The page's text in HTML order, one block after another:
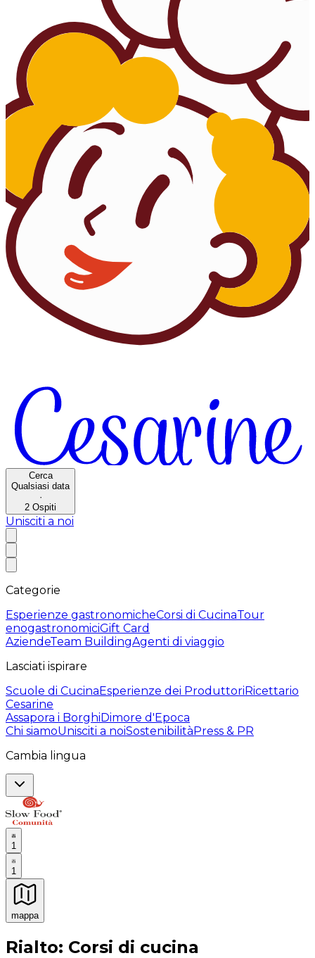
Cerca
Qualsiasi data
·
2 Ospiti
Unisciti a noi
Categorie
Esperienze gastronomicheCorsi di CucinaTour
enogastronomiciGift Card
AziendeTeam BuildingAgenti di viaggio
Lasciati ispirare
Scuole di CucinaEsperienze dei ProduttoriRicettario
Cesarine
Assapora i BorghiDimore d'Epoca
Chi siamoUnisciti a noiSostenibilitàPress & PR
Cambia lingua
1
1
mappa
Esperienze culinarie indimenticabili: Esperienze
Rialto: Corsi di cucina